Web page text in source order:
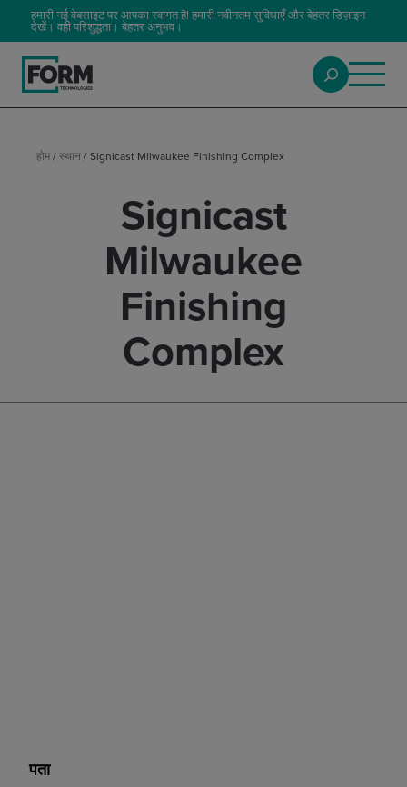
हमारी नई वेबसाइट पर आपका स्वागत है! हमारी नवीनतम सुविधाएँ और बेहतर डिज़ाइन
देखें। वही परिशुद्धता। बेहतर अनुभव।
होम/स्थान/Signicast Milwaukee Finishing Complex
Signicast
Milwaukee
Finishing
Complex
पता